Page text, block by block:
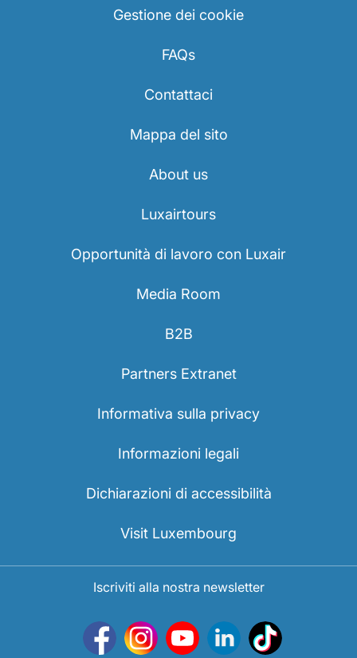
Gestione dei cookie
FAQs
Contattaci
Mappa del sito
About us
Luxairtours
Opportunità di lavoro con Luxair
Media Room
B2B
Partners Extranet
Informativa sulla privacy
Informazioni legali
Dichiarazioni di accessibilità
Visit Luxembourg
Iscriviti alla nostra newsletter